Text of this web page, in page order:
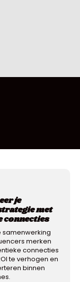
je
met
connecties
samenwerking
merken
connecties
te verhogen en
binnen